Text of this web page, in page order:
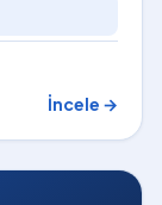
İncele →